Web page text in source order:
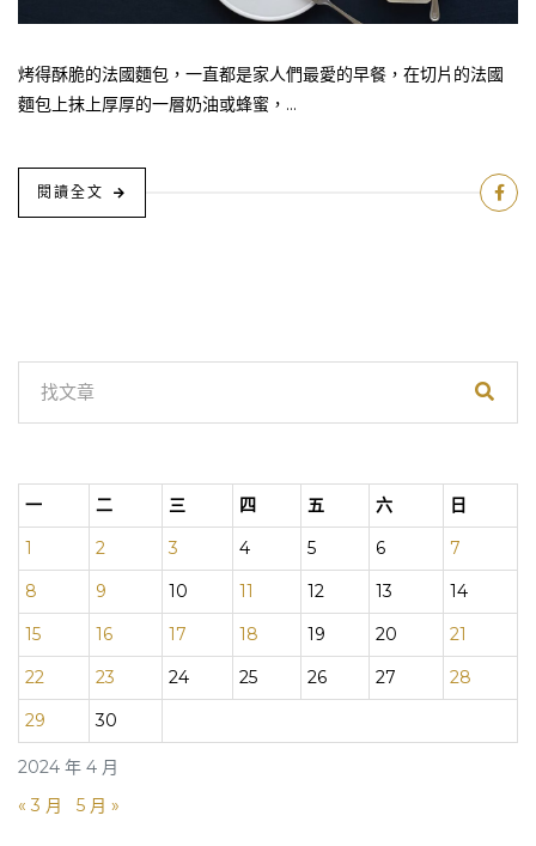
烤得酥脆的法國麵包，一直都是家人們最愛的早餐，在切片的法國
麵包上抹上厚厚的一層奶油或蜂蜜，...
閱讀全文
2024 年 4 月
一 二 三 四 五 六
日
1
2 3 4 5 6
7
8
9 10 11 12 13
14
15
16 17 18 19 20
21
22
23 24 25 26 27
28
29
30
« 3 月 5 月 »